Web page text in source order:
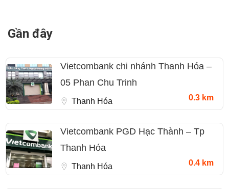
Gần đây
Vietcombank chi nhánh Thanh Hóa –
05 Phan Chu Trinh
Thanh Hóa 0.3 km
Vietcombank PGD Hạc Thành – Tp
Thanh Hóa
Thanh Hóa 0.4 km